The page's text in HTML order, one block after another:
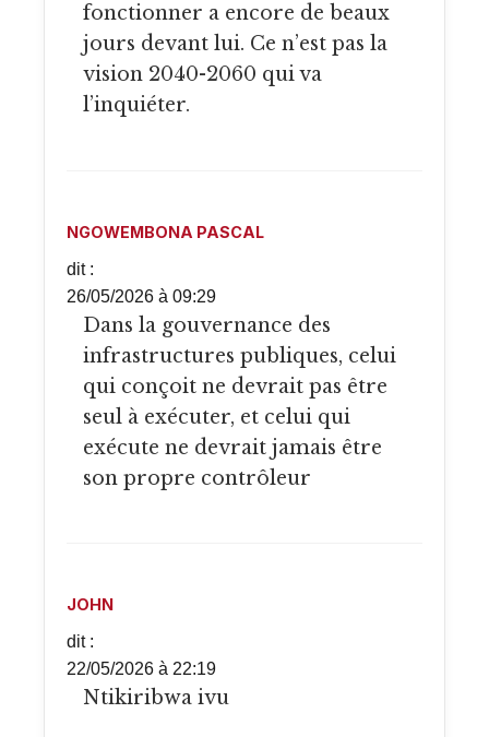
fonctionner a encore de beaux
jours devant lui. Ce n’est pas la
vision 2040-2060 qui va
l’inquiéter.
NGOWEMBONA PASCAL
dit :
26/05/2026 à 09:29
Dans la gouvernance des
infrastructures publiques, celui
qui conçoit ne devrait pas être
seul à exécuter, et celui qui
exécute ne devrait jamais être
son propre contrôleur
JOHN
dit :
22/05/2026 à 22:19
Ntikiribwa ivu